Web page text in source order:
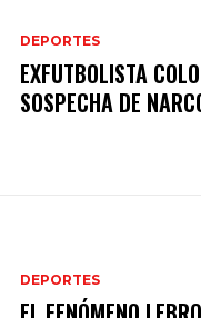
DEPORTES
EXFUTBOLISTA
SOSPECHA DE
DEPORTES